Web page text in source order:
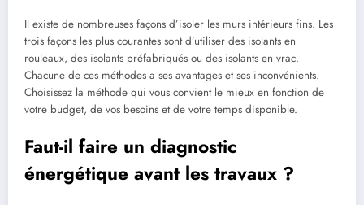
Il existe de nombreuses façons d’isoler les murs intérieurs fins. Les
trois façons les plus courantes sont d’utiliser des isolants en
rouleaux, des isolants préfabriqués ou des isolants en vrac.
Chacune de ces méthodes a ses avantages et ses inconvénients.
Choisissez la méthode qui vous convient le mieux en fonction de
votre budget, de vos besoins et de votre temps disponible.
Faut-il faire un diagnostic
énergétique avant les travaux ?